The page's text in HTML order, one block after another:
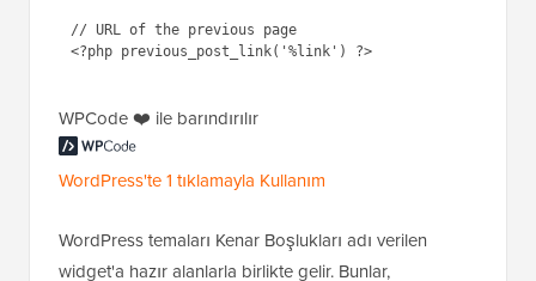
// URL of the previous page
WPCode ❤️ ile barındırılır
WordPress'te 1 tıklamayla Kullanım
WordPress temaları Kenar Boşlukları adı verilen
widget'a hazır alanlarla birlikte gelir. Bunlar,